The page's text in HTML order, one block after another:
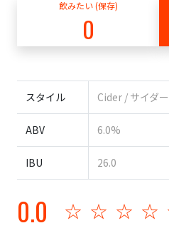
飲みたい (保存)
0
スタイル Cider / サイダ
ABV 6.0%
IBU 26.0
0.0